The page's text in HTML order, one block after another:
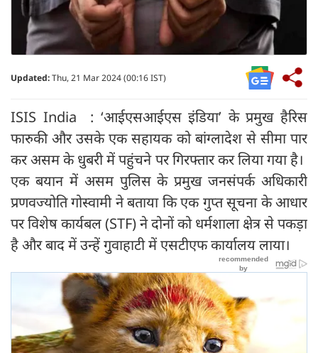
Updated:Thu, 21 Mar 2024 (00:16 IST)
ISIS India : ‘आईएसआईएस इंडिया’ के प्रमुख हैरिस
फारुकी और उसके एक सहायक को बांग्लादेश से सीमा पार
कर असम के धुबरी में पहुंचने पर गिरफ्तार कर लिया गया है।
एक बयान में असम पुलिस के प्रमुख जनसंपर्क अधिकारी
प्रणवज्योति गोस्वामी ने बताया कि एक गुप्त सूचना के आधार
पर विशेष कार्यबल (STF) ने दोनों को धर्मशाला क्षेत्र से पकड़ा
है और बाद में उन्हें गुवाहाटी में एसटीएफ कार्यालय लाया।